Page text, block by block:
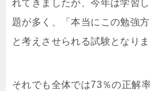
れてきましたが、今年は学習
題が多く、「本当にこの勉強
と考えさせられる試験となりま
それでも全体では73％の正解